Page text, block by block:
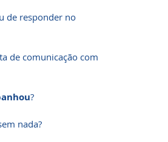
de responder no
de comunicação com
?
nada?